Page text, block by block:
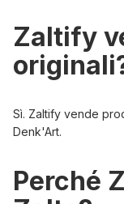
Zaltify
Sì. Zaltify vende
Denk'Art.
Perché